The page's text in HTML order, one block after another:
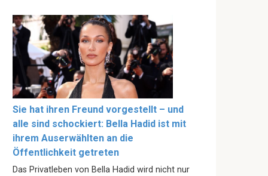
Sie hat ihren Freund vorgestellt – und
alle sind schockiert: Bella Hadid ist mit
ihrem Auserwählten an die
Öffentlichkeit getreten
Das Privatleben von Bella Hadid wird nicht nur